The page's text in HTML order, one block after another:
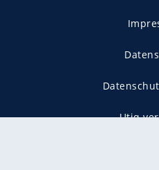
Utiq